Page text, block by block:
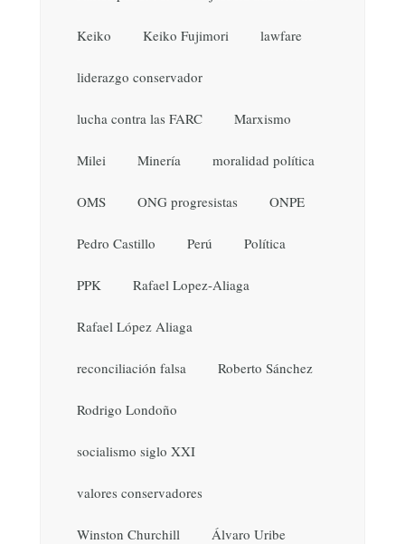
Keiko Keiko Fujimori lawfare
liderazgo conservador
lucha contra las FARC Marxismo
Milei Minería moralidad política
OMS ONG progresistas ONPE
Pedro Castillo Perú Política
PPK Rafael Lopez-Aliaga
Rafael López Aliaga
reconciliación falsa Roberto Sánchez
Rodrigo Londoño
socialismo siglo XXI
valores conservadores
Winston Churchill Álvaro Uribe